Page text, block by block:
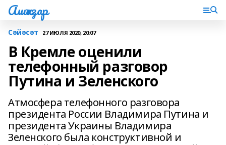
Ашҡаҙар
Сәйәсәт 27 ИЮЛЯ 2020, 20:07
В Кремле оценили
телефонный разговор
Путина и Зеленского
Атмосфера телефонного разговора
президента России Владимира Путина и
президента Украины Владимира
Зеленского была конструктивной и